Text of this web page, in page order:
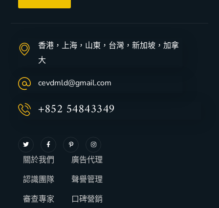
香港，上海，山東，台灣，新加坡，加拿
大
cevdmld@gmail.com
+852 54843349
關於我們
認識團隊
審查專家
廣告代理
聲譽管理
口碑營銷